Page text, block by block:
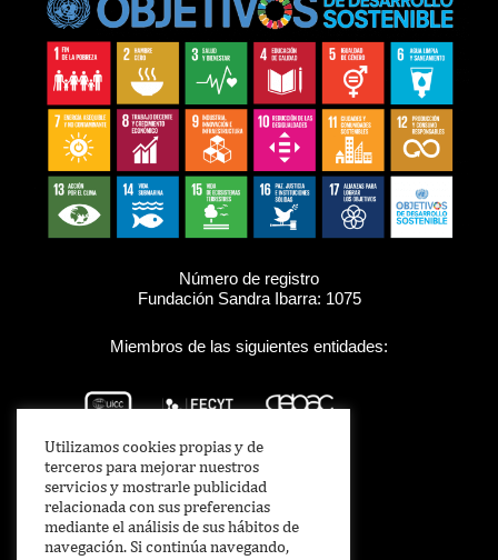
Número de registro
Fundación Sandra Ibarra: 1075
Miembros de las siguientes entidades:
Utilizamos cookies propias y de
terceros para mejorar nuestros
servicios y mostrarle publicidad
relacionada con sus preferencias
mediante el análisis de sus hábitos de
navegación. Si continúa navegando,